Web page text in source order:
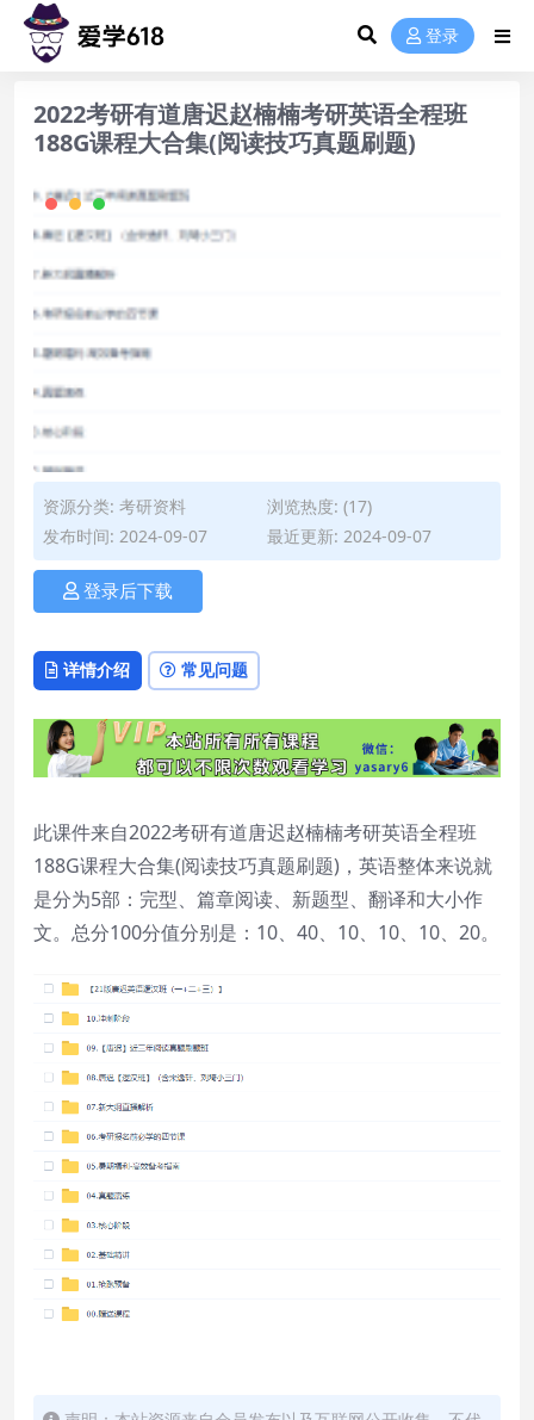
登录
2022考研有道唐迟赵楠楠考研英语全程班
188G课程大合集(阅读技巧真题刷题)
资源分类: 考研资料
浏览热度: (17)
发布时间: 2024-09-07
最近更新: 2024-09-07
登录后下载
详情介绍 常见问题
此课件来自2022考研有道唐迟赵楠楠考研英语全程班
188G课程大合集(阅读技巧真题刷题)，英语整体来说就
是分为5部：完型、篇章阅读、新题型、翻译和大小作
文。总分100分值分别是：10、40、10、10、10、20。